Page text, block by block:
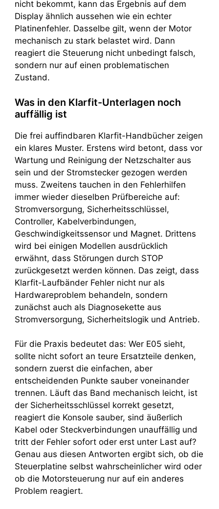
nicht bekommt, kann das Ergebnis auf dem
Display ähnlich aussehen wie ein echter
Platinenfehler. Dasselbe gilt, wenn der Motor
mechanisch zu stark belastet wird. Dann
reagiert die Steuerung nicht unbedingt falsch,
sondern nur auf einen problematischen
Zustand.
Was in den Klarfit-Unterlagen noch
auffällig ist
Die frei auffindbaren Klarfit-Handbücher zeigen
ein klares Muster. Erstens wird betont, dass vor
Wartung und Reinigung der Netzschalter aus
sein und der Stromstecker gezogen werden
muss. Zweitens tauchen in den Fehlerhilfen
immer wieder dieselben Prüfbereiche auf:
Stromversorgung, Sicherheitsschlüssel,
Controller, Kabelverbindungen,
Geschwindigkeitssensor und Magnet. Drittens
wird bei einigen Modellen ausdrücklich
erwähnt, dass Störungen durch STOP
zurückgesetzt werden können. Das zeigt, dass
Klarfit-Laufbänder Fehler nicht nur als
Hardwareproblem behandeln, sondern
zunächst auch als Diagnosekette aus
Stromversorgung, Sicherheitslogik und Antrieb.
Für die Praxis bedeutet das: Wer E05 sieht,
sollte nicht sofort an teure Ersatzteile denken,
sondern zuerst die einfachen, aber
entscheidenden Punkte sauber voneinander
trennen. Läuft das Band mechanisch leicht, ist
der Sicherheitsschlüssel korrekt gesetzt,
reagiert die Konsole sauber, sind äußerlich
Kabel oder Steckverbindungen unauffällig und
tritt der Fehler sofort oder erst unter Last auf?
Genau aus diesen Antworten ergibt sich, ob die
Steuerplatine selbst wahrscheinlicher wird oder
ob die Motorsteuerung nur auf ein anderes
Problem reagiert.